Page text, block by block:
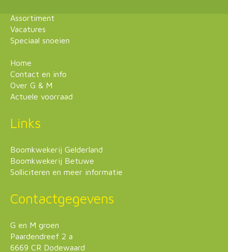
Assortiment
Vacatures
Speciaal snoeien
Home
Contact en info
Over G & M
Actuele voorraad
Links
Boomkwekerij Gelderland
Boomkwekerij Betuwe
Solliciteren en meer informatie
Contactgegevens
G en M groen
Paardendreef 2 a
6669 CR Dodewaard